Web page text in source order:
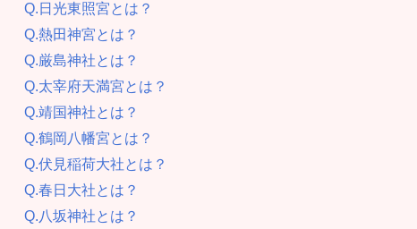
Q.日光東照宮とは？
Q.熱田神宮とは？
Q.厳島神社とは？
Q.太宰府天満宮とは？
Q.靖国神社とは？
Q.鶴岡八幡宮とは？
Q.伏見稲荷大社とは？
Q.春日大社とは？
Q.八坂神社とは？